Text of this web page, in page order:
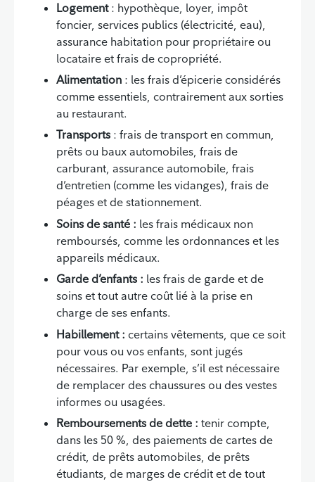
Logement: hypothèque, loyer, impôt
foncier, services publics (électricité, eau),
assurance habitation pour propriétaire ou
locataire et frais de copropriété.
Alimentation : les frais d’épicerie considérés
comme essentiels, contrairement aux sorties
au restaurant.
Transports : frais de transport en commun,
prêts ou baux automobiles, frais de
carburant, assurance automobile, frais
d’entretien (comme les vidanges), frais de
péages et de stationnement.
Soins de santé : les frais médicaux non
remboursés, comme les ordonnances et les
appareils médicaux.
Garde d’enfants : les frais de garde et de
soins et tout autre coût lié à la prise en
charge de ses enfants.
Habillement : certains vêtements, que ce soit
pour vous ou vos enfants, sont jugés
nécessaires. Par exemple, s’il est nécessaire
de remplacer des chaussures ou des vestes
informes ou usagées.
Remboursements de dette : tenir compte,
dans les 50 %, des paiements de cartes de
crédit, de prêts automobiles, de prêts
étudiants, de marges de crédit et de tout